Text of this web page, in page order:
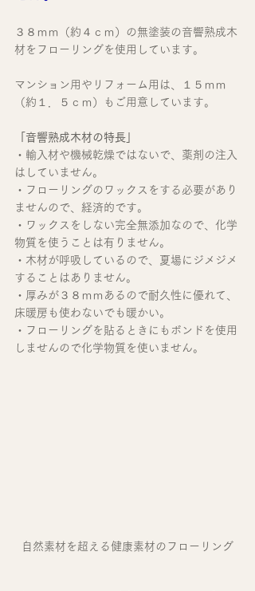
３８ｍｍ（約４ｃｍ）の無塗装の音響熟成木
材をフローリングを使用しています。
マンション用やリフォーム用は、１５ｍｍ
（約１．５ｃｍ）もご用意しています。
「音響熟成木材の特長」
・輸入材や機械乾燥ではないで、薬剤の注入
はしていません。
・フローリングのワックスをする必要があり
ませんので、経済的です。
・ワックスをしない完全無添加なので、化学
物質を使うことは有りません。
・木材が呼吸しているので、夏場にジメジメ
することはありません。
・厚みが３８ｍｍあるので耐久性に優れて、
床暖房も使わないでも暖かい。
・フローリングを貼るときにもボンドを使用
しませんので化学物質を使いません。
自然素材を超える健康素材のフローリング